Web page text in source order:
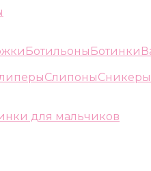
Ботильоны Ботинки
СлипоныСникеры
для мальчиков